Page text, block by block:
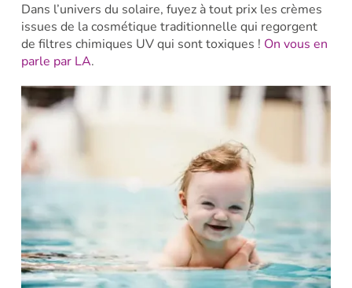
Dans l’univers du solaire, fuyez à tout prix les crèmes
issues de la cosmétique traditionnelle qui regorgent
de filtres chimiques UV qui sont toxiques ! On vous en
parle par LA.